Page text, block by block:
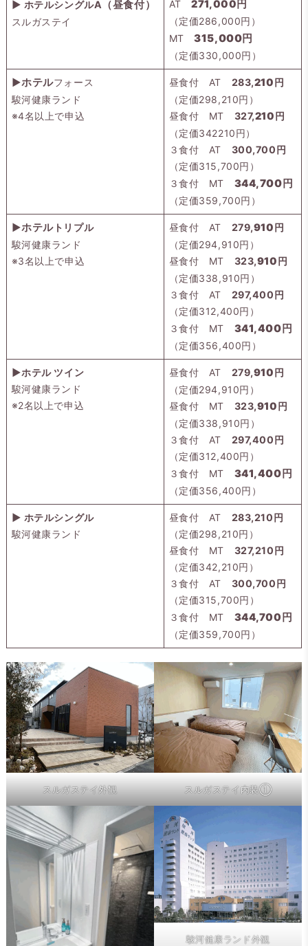
▶ ホテルシングルA （昼食付）
スルガステイ
AT271,000円
（定価286,000円）
MT315,000円
（定価330,000円）
▶ホテルフォース
駿河健康ランド
※4名以上で申込
昼食付 AT 283,210円
（定価298,210円）
昼食付 MT 327,210円
（定価342210円）
３食付 AT 300,700円
（定価315,700円）
３食付 MT 344,700 円
（定価359,700円）
▶ホテルトリプル
駿河健康ランド
※3名以上で申込
昼食付 AT 279,910円
（定価294,910円）
昼食付 MT 323,910円
（定価338,910円）
３食付 AT 297,400円
（定価312,400円）
３食付 MT 341,400 円
（定価356,400円）
▶ホテル ツイン
駿河健康ランド
※2名以上で申込
昼食付 AT 279,910円
（定価294,910円）
昼食付 MT 323,910円
（定価338,910円）
３食付 AT 297,400円
（定価312,400円）
３食付 MT 341,400 円
（定価356,400円）
▶ ホテルシングル
駿河健康ランド
昼食付 AT 283,210円
（定価298,210円）
昼食付 MT 327,210円
（定価342,210円）
３食付 AT 300,700円
（定価315,700円）
３食付 MT 344,700円
（定価359,700円）
スルガステイ外観 スルガステイ内装①
駿河健康ランド外観